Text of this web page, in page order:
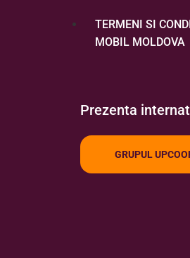
TERMENI SI
MOBIL MOLDOVA
Prezenta
GRUPUL